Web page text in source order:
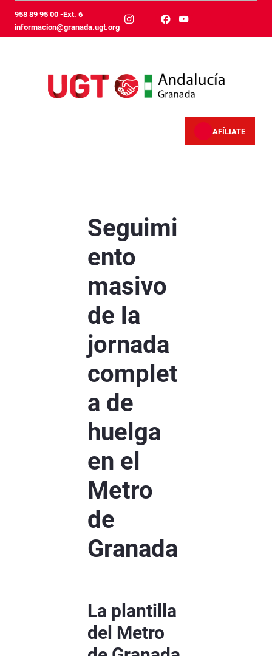
Skip to Main Content
958 89 95 00 -Ext. 6
informacion@granada.ugt.org
AFÍLIATE
Seguimi
ento
masivo
de la
jornada
complet
a de
huelga
en el
Metro
de
Granada
La plantilla
del Metro